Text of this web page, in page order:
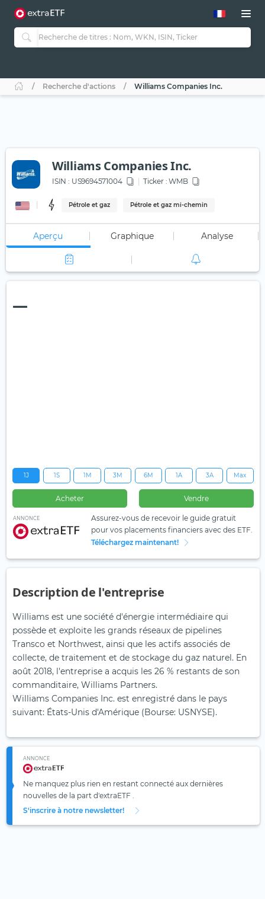
Recherche d'actions Williams Companies Inc.
Williams Companies Inc.
ISIN : US9694571004 Ticker : WMB
Pétrole et gaz Pétrole et gaz mi-chemin
Aperçu Graphique Analyse
—
1J 1S 1M 3M 6M 1A 3A Max
Acheter Vendre
ANNONCE
Assurez-vous de recevoir le guide gratuit
pour vos placements financiers avec des ETF.
Téléchargez maintenant!
Description de l'entreprise
Williams est une société d'énergie intermédiaire qui
possède et exploite les grands réseaux de pipelines
Transco et Northwest, ainsi que les actifs associés de
collecte, de traitement et de stockage du gaz naturel. En
août 2018, l'entreprise a acquis les 26 % restants de son
commanditaire, Williams Partners.
Williams Companies Inc. est enregistré dans le pays
suivant: États-Unis d'Amérique (Bourse: USNYSE).
ANNONCE
Ne manquez plus rien en restant connecté aux dernières
nouvelles de la part d'extraETF .
S'inscrire à notre newsletter!